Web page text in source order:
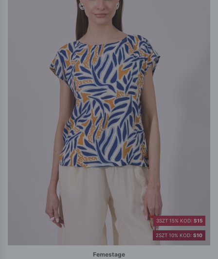
2SZT 10% KOD: S10
3SZT 15% KOD: S15
Femestage